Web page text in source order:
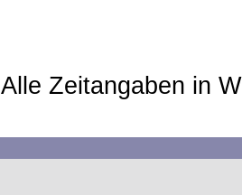
Alle Zeitangaben in